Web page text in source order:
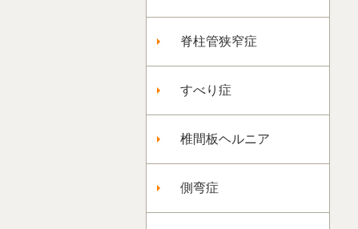
脊柱管狭窄症
すべり症
椎間板ヘルニア
側弯症